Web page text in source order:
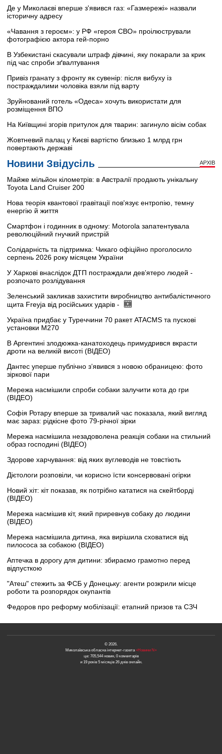
Де у Миколаєві вперше з'явився газ: «Газмережі» назвали
історичну адресу
«Чавання з героєм»: у РФ «героя СВО» проілюстрували
фотографією актора гей-порно
В Узбекистані скасували штраф дівчині, яку покарали за крик
під час спроби зґвалтування
Привіз гранату з фронту як сувенір: після вибуху із
постраждалими чоловіка взяли під варту
Зруйнований готель «Одеса» хочуть використати для
розміщення ВПО
На Київщині згорів притулок для тварин: загинуло вісім собак
Жовтневий палац у Києві вартістю близько 1 млрд грн
повертають державі
Новини Звідусіль АРХІВ
Майже мільйон кілометрів: в Австралії продають унікальну
Toyota Land Cruiser 200
Нова теорія квантової гравітації пов'язує ентропію, темну
енергію й життя
Смартфон і годинник в одному: Motorola запатентувала
революційний гнучкий пристрій
Солідарність та підтримка: Чикаго офіційно проголосило
серпень 2026 року місяцем України
У Харкові внаслідок ДТП постраждали дев’ятеро людей -
розпочато розлідування
Зеленський закликав захистити виробництво антибалістичного
щита Freyja від російських ударів -
Україна придбає у Туреччини 70 ракет ATACMS та пускові
установки M270
В Аргентині злодюжка-канатоходець примудрився вкрасти
дроти на великій висоті (ВІДЕО)
Дантес уперше публічно з’явився з новою обраницею: фото
зіркової пари
Мережа насмішили спроби собаки залучити кота до гри
(ВІДЕО)
Софія Ротару вперше за тривалий час показала, який вигляд
має зараз: рідкісне фото 79-річної зірки
Мережа насмішила незадоволена реакція собаки на стильний
образ господині (ВІДЕО)
Здорове харчування: від яких вуглеводів не товстіють
Дієтологи розповіли, чи корисно їсти консервовані огірки
Новий хіт: кіт показав, як потрібно кататися на скейтборді
(ВІДЕО)
Мережа насмішив кіт, який приревнув собаку до людини
(ВІДЕО)
Мережа насмішила дитина, яка вирішила сховатися від
пилососа за собакою (ВІДЕО)
Аптечка в дорогу для дитини: збираємо грамотно перед
відпусткою
"Атеш" стежить за ФСБ у Донецьку: агенти розкрили місце
роботи та розпорядок окупантів
Федоров про реформу мобілізації: етапний призов та СЗЧ
© 2026.
Миколаївська обласна інтернет-газета«Новини N»
це: 705,544 новин, 0 коментарів
и 19 років 5 місяців 26 днів онлайн.